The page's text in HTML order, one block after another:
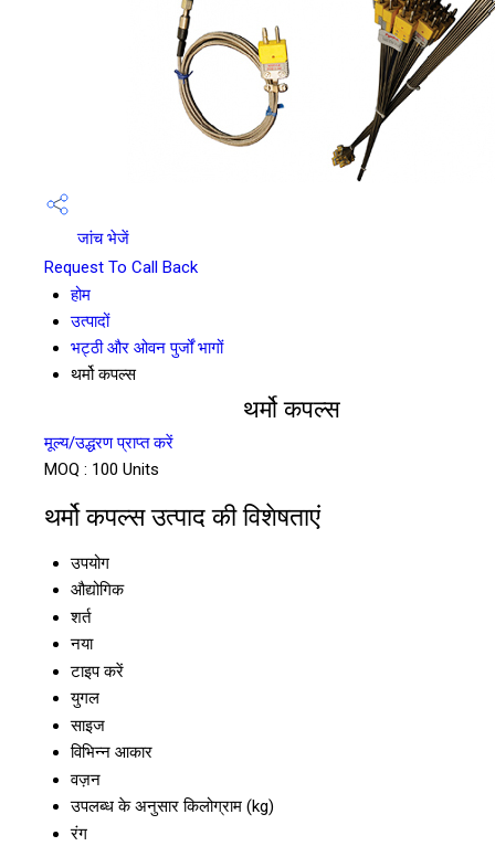
जांच भेजें
Request To Call Back
होम
उत्पादों
भट्ठी और ओवन पुर्जों भागों
थर्मो कपल्स
थर्मो कपल्स
मूल्य/उद्धरण प्राप्त करें
MOQ : 100 Units
थर्मो कपल्स उत्पाद की विशेषताएं
उपयोग
औद्योगिक
शर्त
नया
टाइप करें
युगल
साइज
विभिन्न आकार
वज़न
उपलब्ध के अनुसार किलोग्राम (kg)
रंग